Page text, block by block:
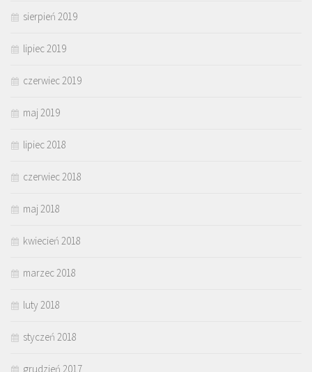
sierpień 2019
lipiec 2019
czerwiec 2019
maj 2019
lipiec 2018
czerwiec 2018
maj 2018
kwiecień 2018
marzec 2018
luty 2018
styczeń 2018
grudzień 2017